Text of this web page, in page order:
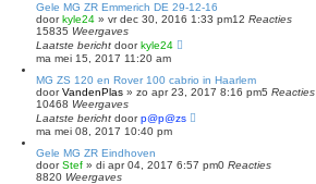
Gele MG ZR Emmerich DE 29-12-16
doorkyle24 » vr dec 30, 2016 1:33 pm12 Reacties
15835 Weergaves
Laatste bericht doorkyle24
ma mei 15, 2017 11:20 am
MG ZS 120 en Rover 100 cabrio in Haarlem
doorVandenPlas » zo apr 23, 2017 8:16 pm5 Reacties
10468 Weergaves
Laatste bericht doorp@p@zs
ma mei 08, 2017 10:40 pm
Gele MG ZR Eindhoven
doorStef » di apr 04, 2017 6:57 pm0 Reacties
8820 Weergaves